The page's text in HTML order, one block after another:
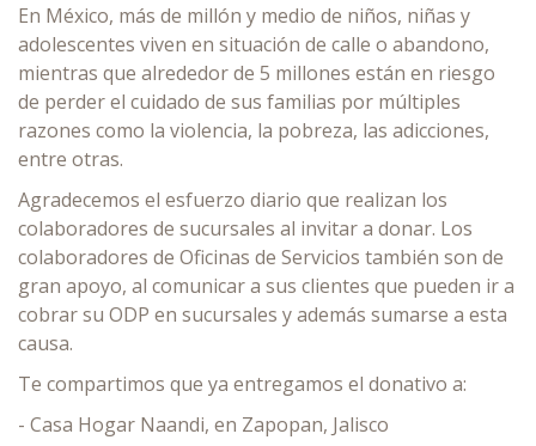
En México, más de millón y medio de niños, niñas y
adolescentes viven en situación de calle o abandono,
mientras que alrededor de 5 millones están en riesgo
de perder el cuidado de sus familias por múltiples
razones como la violencia, la pobreza, las adicciones,
entre otras.
Agradecemos el esfuerzo diario que realizan los
colaboradores de sucursales al invitar a donar. Los
colaboradores de Oficinas de Servicios también son de
gran apoyo, al comunicar a sus clientes que pueden ir a
cobrar su ODP en sucursales y además sumarse a esta
causa.
Te compartimos que ya entregamos el donativo a:
- Casa Hogar Naandi, en Zapopan, Jalisco